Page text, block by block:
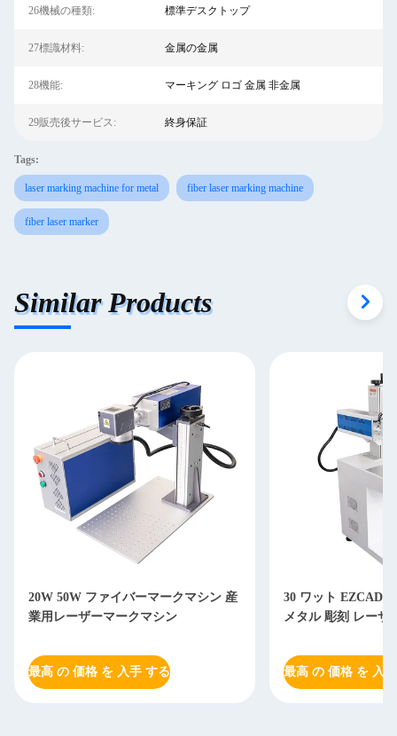
26機械の種類: 標準デスクトップ
27標識材料: 金属の金属
28機能: マーキング ロゴ 金属 非金属
29販売後サービス: 終身保証
Tags:
laser marking machine for metal fiber laser marking machine
fiber laser marker
Similar Products
20W 50W ファイバーマークマシン 産
業用レーザーマークマシン
最高 の 価格 を 入手 する
30 ワット EZCAD
メタル 彫刻 レーザ
最高 の 価格 を 入